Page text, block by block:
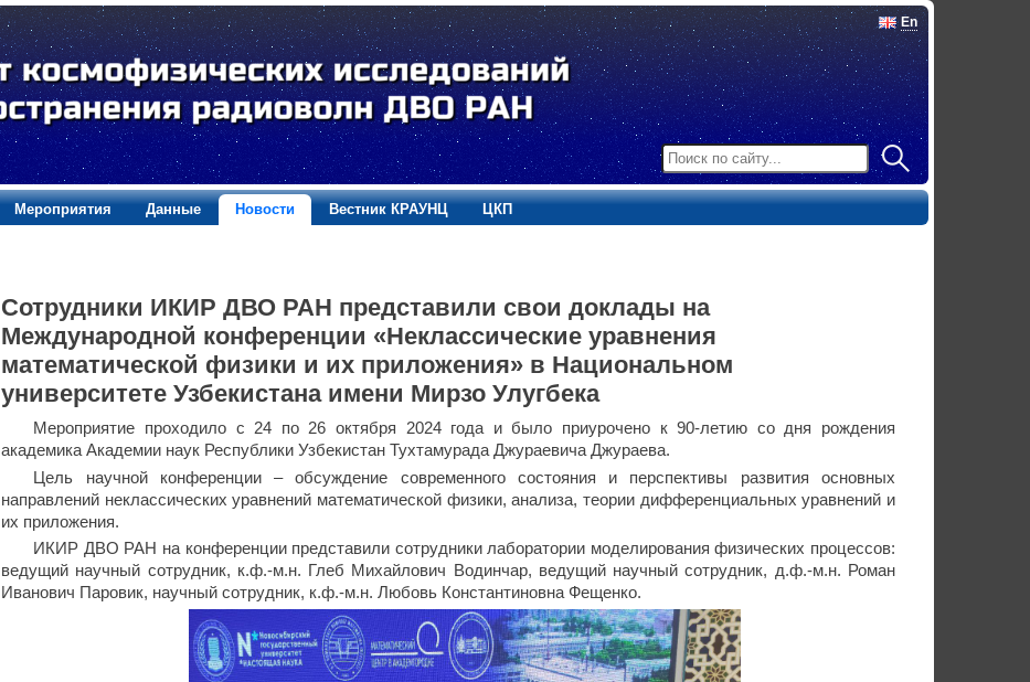
En
Мероприятия Данные Новости Вестник КРАУНЦ
ЦКП
Сотрудники ИКИР ДВО РАН представили свои доклады на
Международной конференции «Неклассические уравнения
математической физики и их приложения» в Национальном
университете Узбекистана имени Мирзо Улугбека
Мероприятие проходило с 24 по 26 октября 2024 года и было приурочено к 90-летию со дня рождения
академика Академии наук Республики Узбекистан Тухтамурада Джураевича Джураева.
Цель научной конференции – обсуждение современного состояния и перспективы развития основных
направлений неклассических уравнений математической физики, анализа, теории дифференциальных уравнений и
их приложения.
ИКИР ДВО РАН на конференции представили сотрудники лаборатории моделирования физических процессов:
ведущий научный сотрудник, к.ф.-м.н. Глеб Михайлович Водинчар, ведущий научный сотрудник, д.ф.-м.н. Роман
Иванович Паровик, научный сотрудник, к.ф.-м.н. Любовь Константиновна Фещенко.